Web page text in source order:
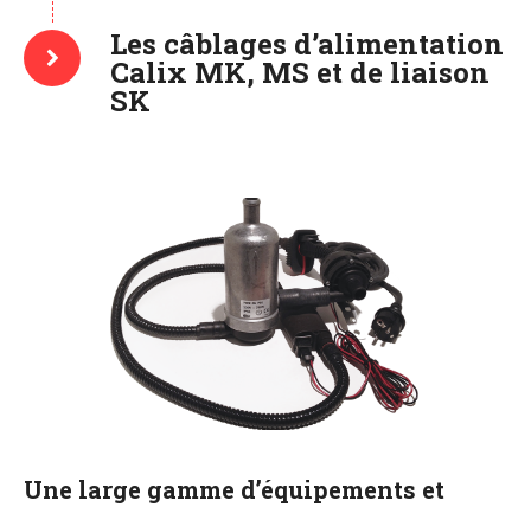
Les câblages d’alimentation
Calix MK, MS et de liaison
SK
Une large gamme d’équipements et